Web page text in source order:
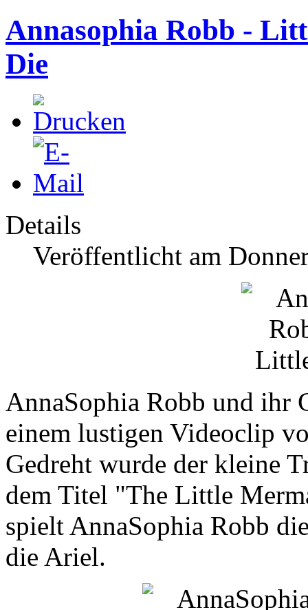
Annasophia Robb -
Die
Details
Veröffentlicht am
AnnaSophia Robb und ihr
einem lustigen Videoclip
Gedreht wurde der kleine
dem Titel "The Little
spielt AnnaSophia Robb
die Ariel.